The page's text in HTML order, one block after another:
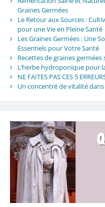
Graines Germées
Le Retour aux Sources :
pour une Vie en Pleine Santé
Les Graines Germées : Une
Essentiels pour Votre Santé
Recettes de graines
L’herbe hydroponique pour
NE FAITES PAS CES 5
Un concentré de vitalité